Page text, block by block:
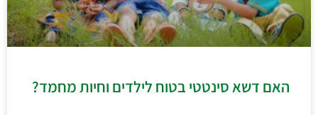
האם דשא סינטטי בטוח לילדים וחיות מחמד?